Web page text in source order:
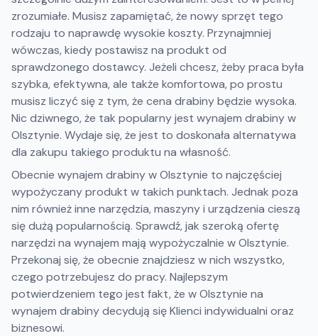
zrozumiałe. Musisz zapamiętać, że nowy sprzęt tego
rodzaju to naprawdę wysokie koszty. Przynajmniej
wówczas, kiedy postawisz na produkt od
sprawdzonego dostawcy. Jeżeli chcesz, żeby praca była
szybka, efektywna, ale także komfortowa, po prostu
musisz liczyć się z tym, że cena drabiny będzie wysoka.
Nic dziwnego, że tak popularny jest wynajem drabiny w
Olsztynie. Wydaje się, że jest to doskonała alternatywa
dla zakupu takiego produktu na własność.
Obecnie wynajem drabiny w Olsztynie to najczęściej
wypożyczany produkt w takich punktach. Jednak poza
nim również inne narzędzia, maszyny i urządzenia cieszą
się dużą popularnością. Sprawdź, jak szeroką ofertę
narzędzi na wynajem mają wypożyczalnie w Olsztynie.
Przekonaj się, że obecnie znajdziesz w nich wszystko,
czego potrzebujesz do pracy. Najlepszym
potwierdzeniem tego jest fakt, że w Olsztynie na
wynajem drabiny decydują się Klienci indywidualni oraz
biznesowi.